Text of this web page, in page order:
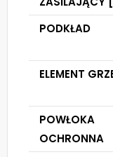
PODKŁAD
ELEMENT
POWŁOKA
OCHRONNA